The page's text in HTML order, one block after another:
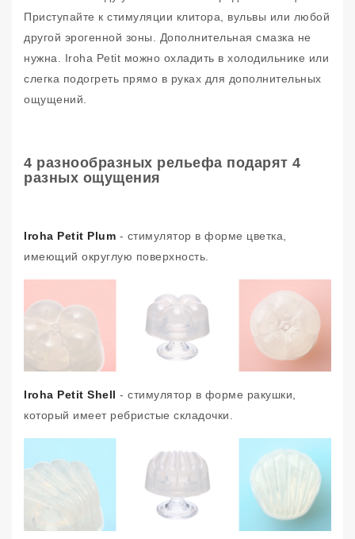
Приступайте к стимуляции клитора, вульвы или любой
другой эрогенной зоны. Дополнительная смазка не
нужна. Iroha Petit можно охладить в холодильнике или
слегка подогреть прямо в руках для дополнительных
ощущений.
4 разнообразных рельефа подарят 4
разных ощущения
Iroha Petit Plum - стимулятор в форме цветка,
имеющий округлую поверхность.
Iroha Petit Shell - стимулятор в форме ракушки,
который имеет ребристые складочки.